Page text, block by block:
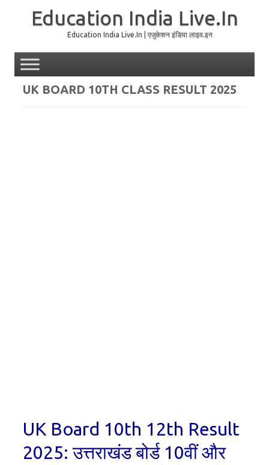
Education India Live.In
Education India Live.In | एजुकेशन इंडिया लाइव.इन
UK BOARD 10TH CLASS RESULT 2025
UK Board 10th 12th Result
2025: उत्तराखंड बोर्ड 10वीं और